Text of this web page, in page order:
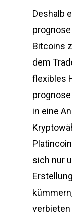
Deshalb
Bitcoins
dem
flexibles
in eine
sich nur
verbieten